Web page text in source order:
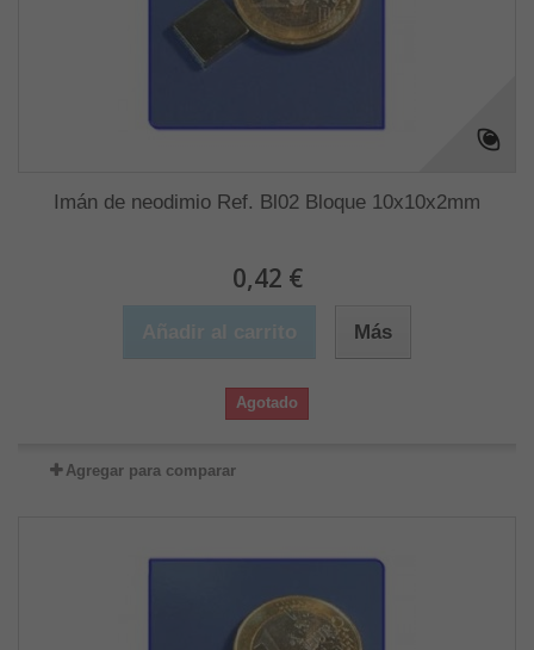
Imán de neodimio Ref. Bl02 Bloque 10x10x2mm
0,42 €
Más
Agotado
Agregar para comparar